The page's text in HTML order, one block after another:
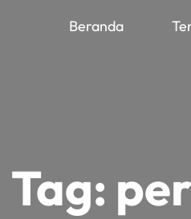
Beranda
Tag: